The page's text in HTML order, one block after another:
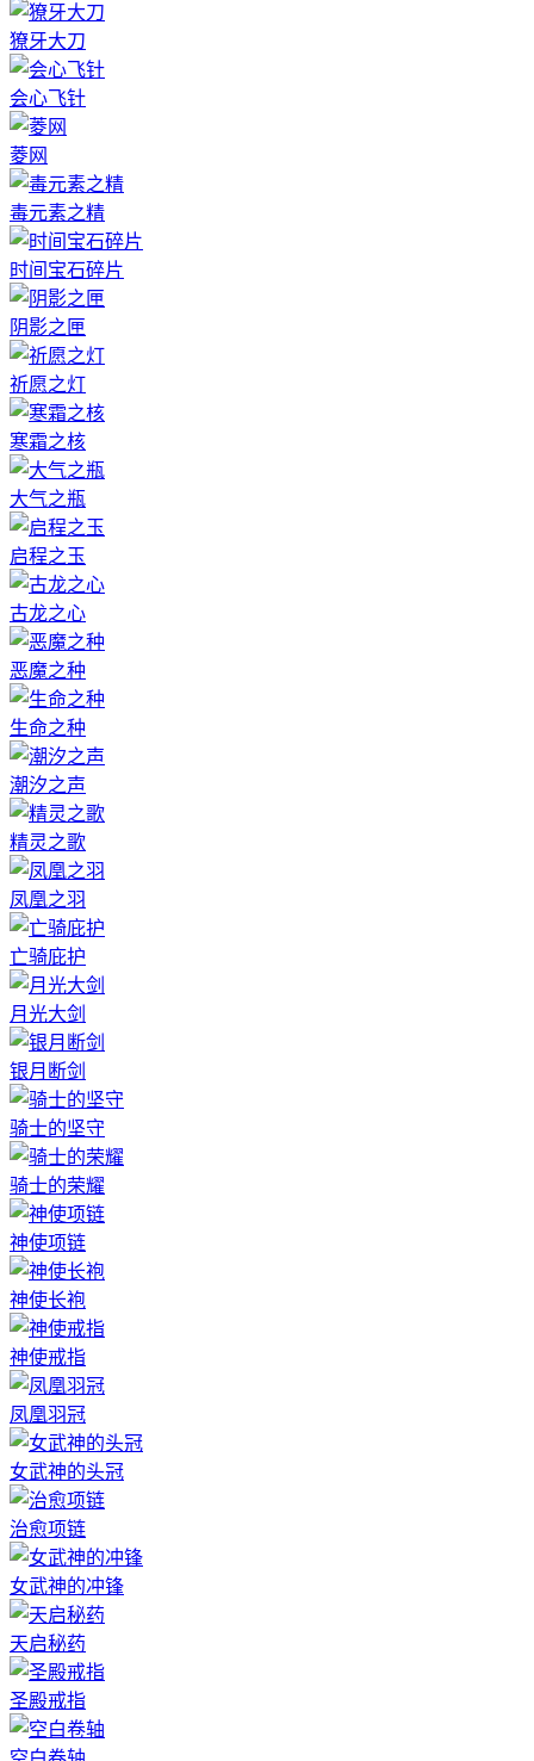
獠牙大刀
会心飞针
菱网
毒元素之精
时间宝石碎片
阴影之匣
祈愿之灯
寒霜之核
大气之瓶
启程之玉
古龙之心
恶魔之种
生命之种
潮汐之声
精灵之歌
凤凰之羽
亡骑庇护
月光大剑
银月断剑
骑士的坚守
骑士的荣耀
神使项链
神使长袍
神使戒指
凤凰羽冠
女武神的头冠
治愈项链
女武神的冲锋
天启秘药
圣殿戒指